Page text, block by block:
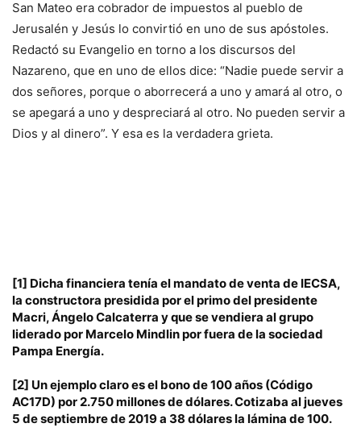
San Mateo era cobrador de impuestos al pueblo de
Jerusalén y Jesús lo convirtió en uno de sus apóstoles.
Redactó su Evangelio en torno a los discursos del
Nazareno, que en uno de ellos dice: “Nadie puede servir a
dos señores, porque o aborrecerá a uno y amará al otro, o
se apegará a uno y despreciará al otro. No pueden servir a
Dios y al dinero”. Y esa es la verdadera grieta.
[1] Dicha financiera tenía el mandato de venta de IECSA,
la constructora presidida por el primo del presidente
Macri, Ángelo Calcaterra y que se vendiera al grupo
liderado por Marcelo Mindlin por fuera de la sociedad
Pampa Energía.
[2] Un ejemplo claro es el bono de 100 años (Código
AC17D) por 2.750 millones de dólares. Cotizaba al jueves
5 de septiembre de 2019 a 38 dólares la lámina de 100.